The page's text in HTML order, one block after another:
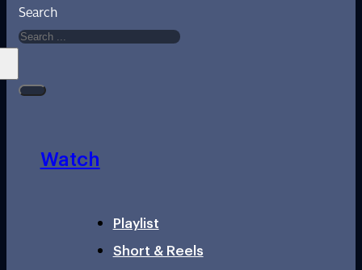
Search
Watch
Playlist
Short & Reels